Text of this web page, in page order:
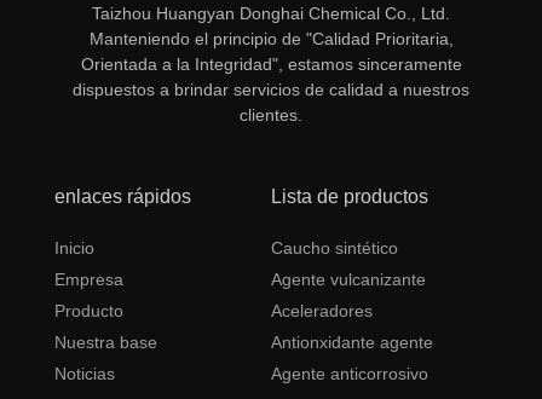
Taizhou Huangyan Donghai Chemical Co., Ltd.
Manteniendo el principio de "Calidad Prioritaria,
Orientada a la Integridad", estamos sinceramente
dispuestos a brindar servicios de calidad a nuestros
clientes.
enlaces rápidos
Inicio
Empresa
Producto
Nuestra base
Noticias
Lista de productos
Caucho sintético
Agente vulcanizante
Aceleradores
Antionxidante agente
Agente anticorrosivo